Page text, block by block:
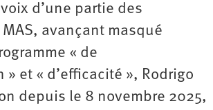
d’une partie des
avançant masqué
« de
et « d’efficacité », Rodrigo
depuis le 8 novembre 2025,